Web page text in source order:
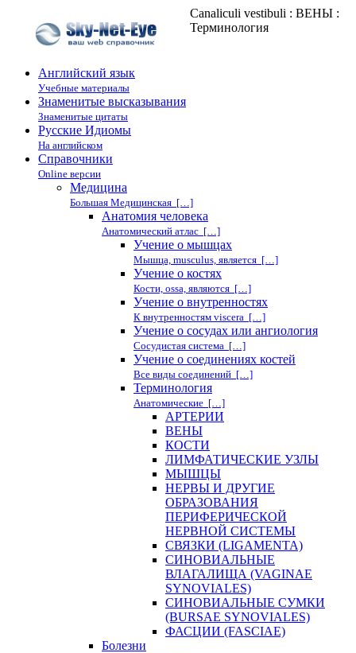
Canaliculi vestibuli : ВЕНЫ :
Терминология
Английский язык
Учебные материалы
Знаменитые высказывания
Знаменитые цитаты
Русские Идиомы
На английском
Справочники
Online версии
Медицина
Большая Медицинская […]
Анатомия человека
Анатомический атлас […]
Учение о мышцах
Мышца, musculus, является […]
Учение о костях
Кости, ossa, являются […]
Учение о внутренностях
К внутренностям viscera […]
Учение о сосудах или ангиология
Сосудистая система […]
Учение о соединениях костей
Все виды соединений […]
Терминология
Анатомические […]
АРТЕРИИ
ВЕНЫ
КОСТИ
ЛИМФАТИЧЕСКИЕ УЗЛЫ
МЫШЦЫ
НЕРВЫ И ДРУГИЕ
ОБРАЗОВАНИЯ
ПЕРИФЕРИЧЕСКОЙ
НЕРВНОЙ СИСТЕМЫ
СВЯЗКИ (LIGAMENTA)
СИНОВИАЛЬНЫЕ
ВЛАГАЛИЩА (VAGINAE
SYNOVIALES)
СИНОВИАЛЬНЫЕ СУМКИ
(BURSAE SYNOVIALES)
ФАСЦИИ (FASCIAE)
Болезни